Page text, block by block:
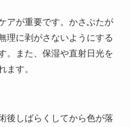
アが重要です。かさぶたが
理に剥がさないようにする
。また、保湿や直射日光を
ます。
後しばらくしてから色が落